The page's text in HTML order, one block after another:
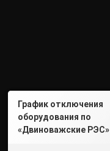
График отключения
оборудования по
«Двиноважские РЭС»